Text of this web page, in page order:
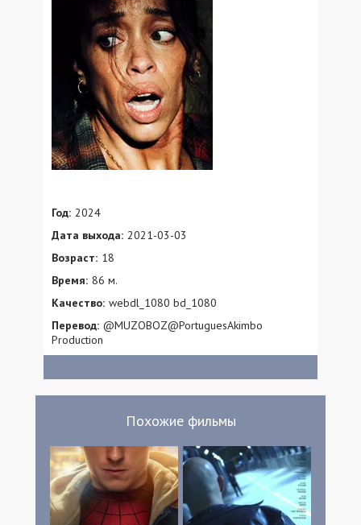
Год: 2024
Дата выхода: 2021-03-03
Возраст: 18
Время: 86 м.
Качество: webdl_1080 bd_1080
Перевод: @MUZOBOZ@PortuguesAkimbo
Production
Похожие фильмы